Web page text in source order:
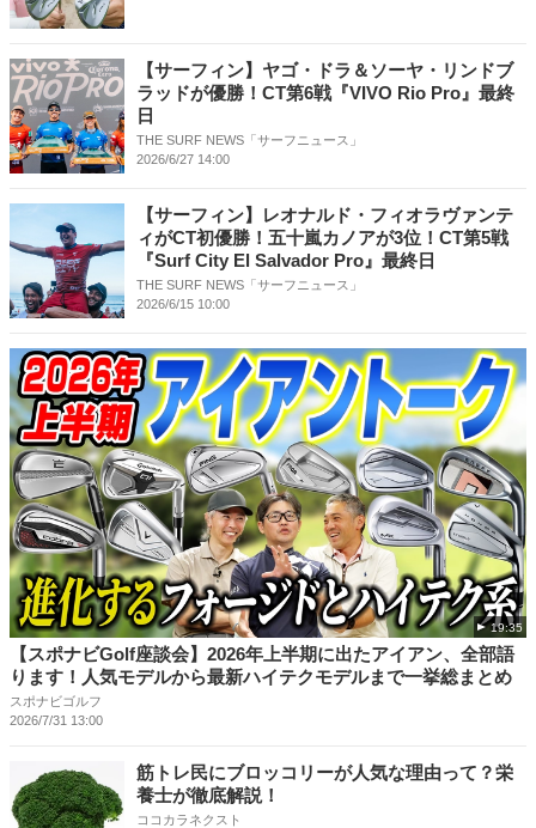
【サーフィン】ヤゴ・ドラ＆ソーヤ・リンドブ
ラッドが優勝！CT第6戦『VIVO Rio Pro』最終
日
THE SURF NEWS「サーフニュース」
2026/6/27 14:00
【サーフィン】レオナルド・フィオラヴァンテ
ィがCT初優勝！五十嵐カノアが3位！CT第5戦
『Surf City El Salvador Pro』最終日
THE SURF NEWS「サーフニュース」
2026/6/15 10:00
19:35
【スポナビGolf座談会】2026年上半期に出たアイアン、全部語
ります！人気モデルから最新ハイテクモデルまで一挙総まとめ
スポナビゴルフ
2026/7/31 13:00
筋トレ民にブロッコリーが人気な理由って？栄
養士が徹底解説！
ココカラネクスト